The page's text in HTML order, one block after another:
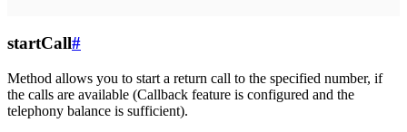
startCall#
Method allows you to start a return call to the specified number, if
the calls are available (Callback feature is configured and the
telephony balance is sufficient).